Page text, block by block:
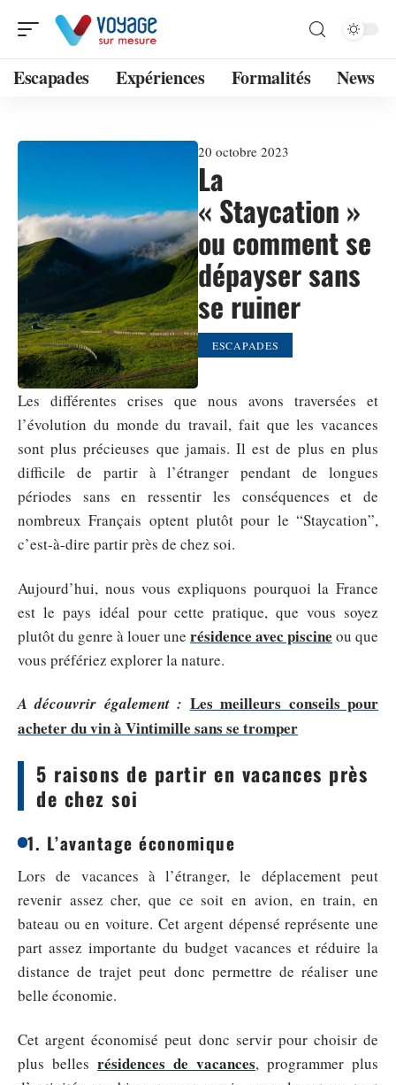
Escapades Expériences Formalités News
20 octobre 2023
La
« Staycation »
ou comment se
dépayser sans
se ruiner
ESCAPADES
Les différentes crises que nous avons traversées et
l’évolution du monde du travail, fait que les vacances
sont plus précieuses que jamais. Il est de plus en plus
difficile de partir à l’étranger pendant de longues
périodes sans en ressentir les conséquences et de
nombreux Français optent plutôt pour le “Staycation”,
c’est-à-dire partir près de chez soi.
Aujourd’hui, nous vous expliquons pourquoi la France
est le pays idéal pour cette pratique, que vous soyez
plutôt du genre à louer une résidence avec piscine ou que
vous préfériez explorer la nature.
A découvrir également : Les meilleurs conseils pour
acheter du vin à Vintimille sans se tromper
5 raisons de partir en vacances près
de chez soi
1. L’avantage économique
Lors de vacances à l’étranger, le déplacement peut
revenir assez cher, que ce soit en avion, en train, en
bateau ou en voiture. Cet argent dépensé représente une
part assez importante du budget vacances et réduire la
distance de trajet peut donc permettre de réaliser une
belle économie.
Cet argent économisé peut donc servir pour choisir de
plus belles résidences de vacances, programmer plus